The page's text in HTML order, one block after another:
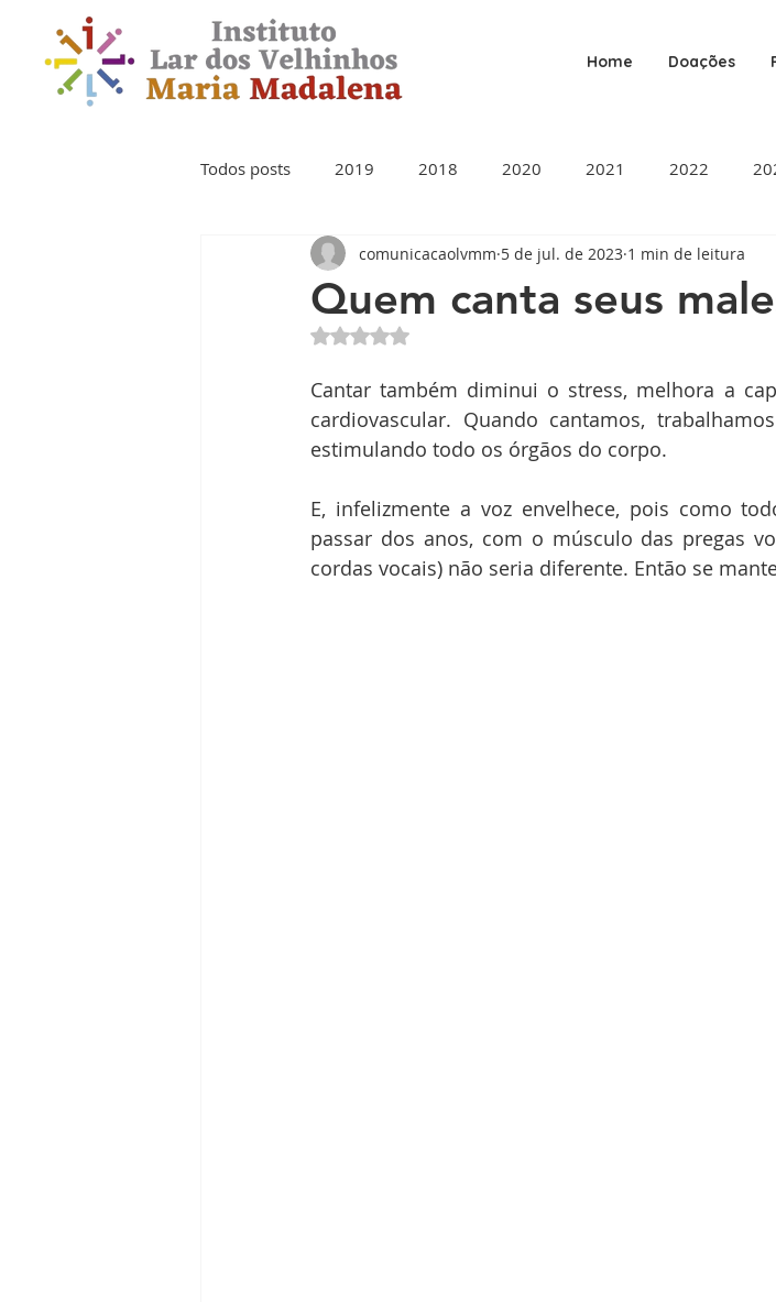
Home Doações
Todos posts 2019 2018 2020 2021 2022
Quem canta seus
comunicacaolvmm 5 de jul. de 2023 1 min de leitura
Avaliado com NaN de 5 estrelas.
Cantar também diminui o stress, melhora a
cardiovascular. Quando cantamos,
estimulando todo os órgãos do corpo.
E, infelizmente a voz envelhece, pois como
passar dos anos, com o músculo das pregas
cordas vocais) não seria diferente. Então se